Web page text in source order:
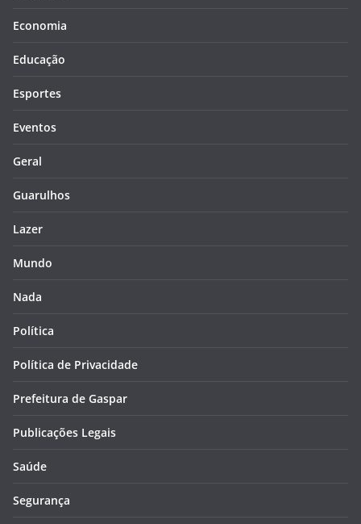
Economia
Educação
Esportes
Eventos
Geral
Guarulhos
Lazer
Mundo
Nada
Política
Política de Privacidade
Prefeitura de Gaspar
Publicações Legais
Saúde
Segurança